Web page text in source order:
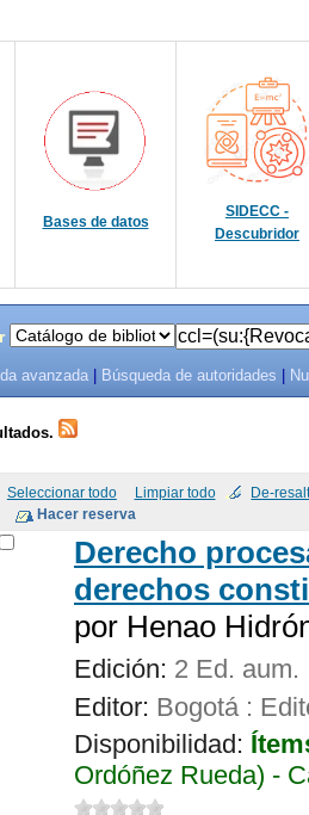
Bases de datos
SIDECC -
Descubridor
avanzada Búsqueda de autoridades
Seleccionar todo Limpiar todo De-
Derecho
derechos
por Henao
Edición: 2 Ed. aum.
Editor: Bogotá :
Disponibilidad:
Ordóñez Rueda) -